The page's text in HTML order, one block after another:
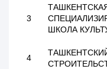
3
ШКОЛА
4